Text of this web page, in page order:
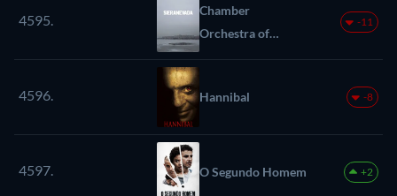
4595.
Chamber
Orchestra of
Europe interpreta
Say, e Beethoven —
-11
4596. Hannibal -8
4597. O Segundo Homem +2